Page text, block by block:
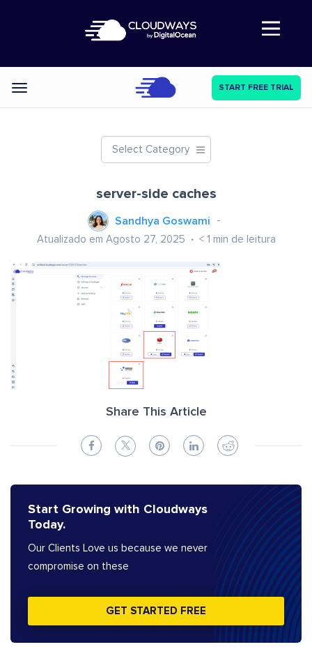
Abre a navegação
Categories START FREE TRIAL
Select Category
server-side caches
Sandhya Goswami
Atualizado em Agosto 27, 2025 < 1 min de leitura
Share This Article
Start Growing with Cloudways
Today.
Our Clients Love us because we never
compromise on these
GET STARTED FREE